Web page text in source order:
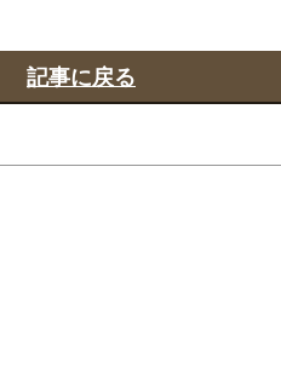
記事に戻る